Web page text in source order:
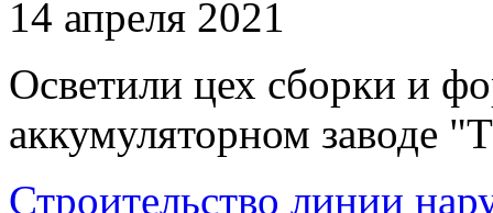
14 апреля 2021
Осветили цех сборки и
аккумуляторном заводе
Строительство линии